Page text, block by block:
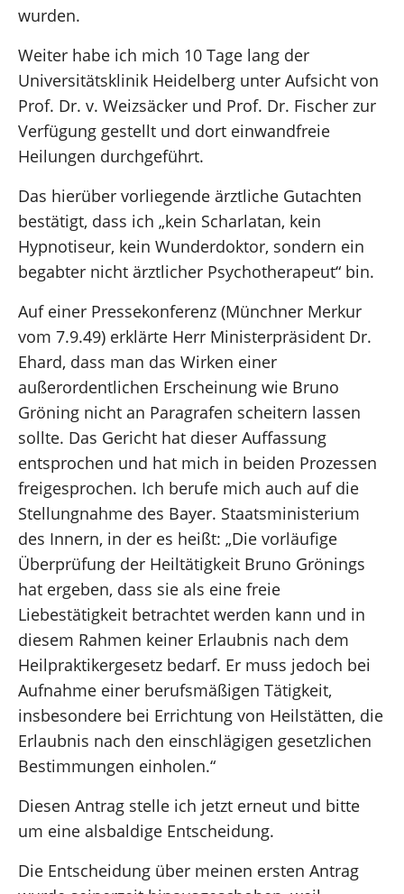
wurden.
Weiter habe ich mich 10 Tage lang der
Universitätsklinik Heidelberg unter Aufsicht von
Prof. Dr. v. Weizsäcker und Prof. Dr. Fischer zur
Verfügung gestellt und dort einwandfreie
Heilungen durchgeführt.
Das hierüber vorliegende ärztliche Gutachten
bestätigt, dass ich „kein Scharlatan, kein
Hypnotiseur, kein Wunderdoktor, sondern ein
begabter nicht ärztlicher Psychotherapeut“ bin.
Auf einer Pressekonferenz (Münchner Merkur
vom 7.9.49) erklärte Herr Ministerpräsident Dr.
Ehard, dass man das Wirken einer
außerordentlichen Erscheinung wie Bruno
Gröning nicht an Paragrafen scheitern lassen
sollte. Das Gericht hat dieser Auffassung
entsprochen und hat mich in beiden Prozessen
freigesprochen. Ich berufe mich auch auf die
Stellungnahme des Bayer. Staatsministerium
des Innern, in der es heißt: „Die vorläufige
Überprüfung der Heiltätigkeit Bruno Grönings
hat ergeben, dass sie als eine freie
Liebestätigkeit betrachtet werden kann und in
diesem Rahmen keiner Erlaubnis nach dem
Heilpraktikergesetz bedarf. Er muss jedoch bei
Aufnahme einer berufsmäßigen Tätigkeit,
insbesondere bei Errichtung von Heilstätten, die
Erlaubnis nach den einschlägigen gesetzlichen
Bestimmungen einholen.“
Diesen Antrag stelle ich jetzt erneut und bitte
um eine alsbaldige Entscheidung.
Die Entscheidung über meinen ersten Antrag